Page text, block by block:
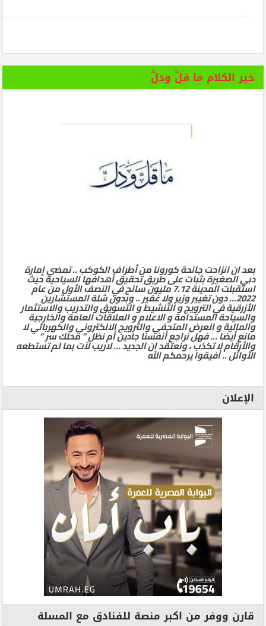
خير الكلام ما قلَّ ودلَّ
بعد ان انزاحت جائحة كورونا من أطراف الكوكب .. تمضي إمارة
دبي الصغيرة بثبات على طريق تحقيق أهدافها السياحية حيث
استقبلت المدينة 7.12 مليون سائح في النصف الأول من عام
2022… دون تغيير وزير ولا غفير .. وبدون شلة المستشارين
الأزرقية في الترويج و التنشيط و التسويق والتدريب والاستثمار
والسياحة المستدامة و الاعلام و العلاقات العامة والخارجية
والمالية و العرض المتحفي والترويج الالكتروني والكهربائي لا
مانع أيضا … فهل نراجع أنفسنا جادين أم نظل ” محلك سر ”
والأرقام لا تكذب ، ونعتقد ان الجديد … لاريب لآت بما لم تستطعه
الأوائل .. أفيقوا يرحمكم الله
الإعلان
قارن ووفر من اكبر منصة للفنادق مع المسلة